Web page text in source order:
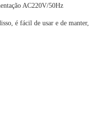
AC220V/50Hz
é fácil de usar e de manter,